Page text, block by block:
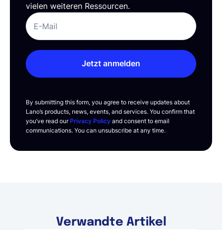
vielen weiteren Ressourcen.
Jetzt anmelden
By submitting this form, you agree to receive updates about
Lano’s products, news, events, and services. You confirm that
you’ve read ourPrivacy Policy and consent to email
communications. You can unsubscribe at any time.
Verwandte Artikel